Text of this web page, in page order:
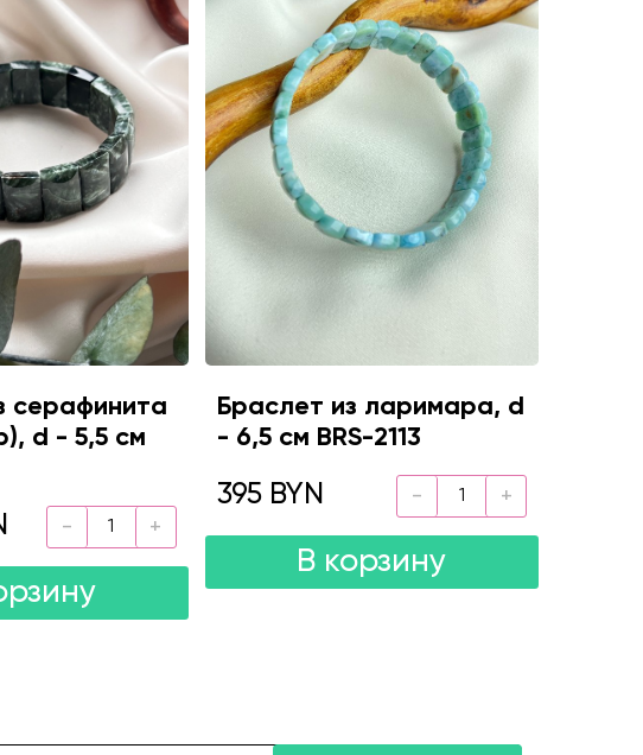
серафинита
d - 5,5 см
Браслет из ларимара, d
- 6,5 см BRS-2113
395 BYN
В корзину